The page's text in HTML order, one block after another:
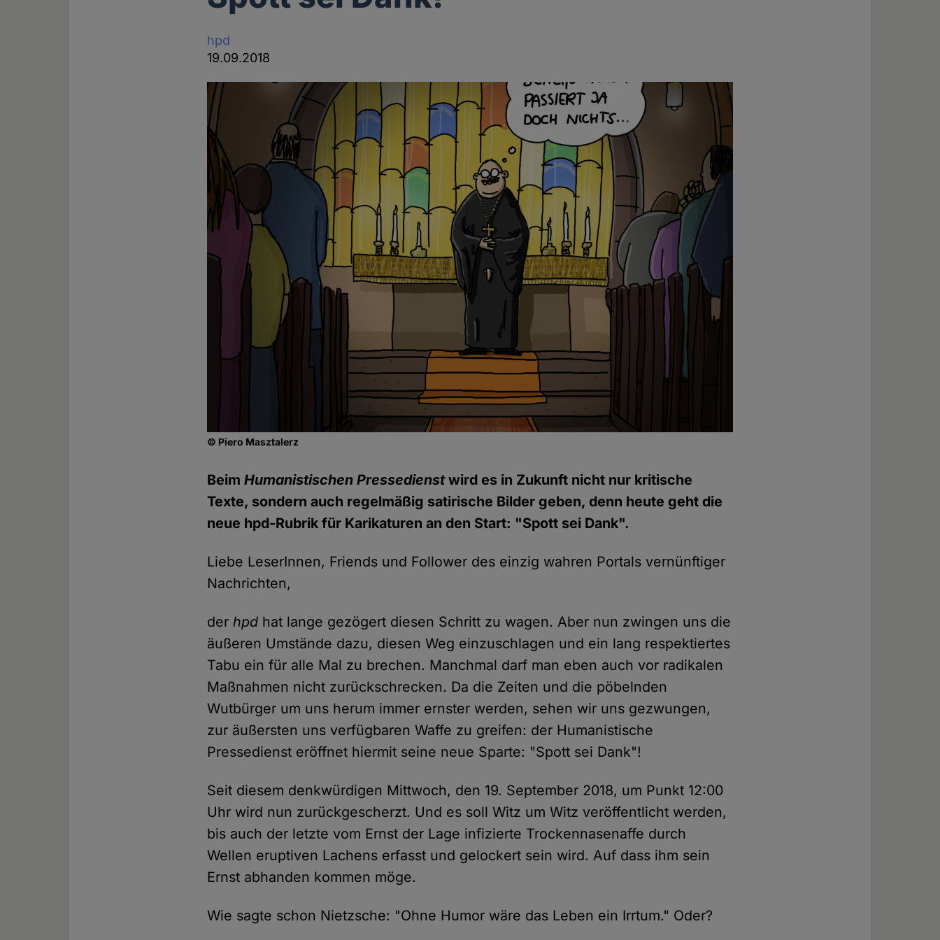
hpd
19.09.2018
© Piero Masztalerz
BeimHumanistischen Pressedienstwird es in Zukunft nicht nur kritische
Texte, sondern auch regelmäßig satirische Bilder geben, denn heute geht die
neue hpd-Rubrik für Karikaturen an den Start: "Spott sei Dank".
Liebe LeserInnen, Friends und Follower des einzig wahren Portals vernünftiger
Nachrichten,
derhpd hat lange gezögert diesen Schritt zu wagen. Aber nun zwingen uns die
äußeren Umstände dazu, diesen Weg einzuschlagen und ein lang respektiertes
Tabu ein für alle Mal zu brechen. Manchmal darf man eben auch vor radikalen
Maßnahmen nicht zurückschrecken. Da die Zeiten und die pöbelnden
Wutbürger um uns herum immer ernster werden, sehen wir uns gezwungen,
zur äußersten uns verfügbaren Waffe zu greifen: der Humanistische
Pressedienst eröffnet hiermit seine neue Sparte: "Spott sei Dank"!
Seit diesem denkwürdigen Mittwoch, den 19. September 2018, um Punkt 12:00
Uhr wird nun zurückgescherzt. Und es soll Witz um Witz veröffentlicht werden,
bis auch der letzte vom Ernst der Lage infizierte Trockennasenaffe durch
Wellen eruptiven Lachens erfasst und gelockert sein wird. Auf dass ihm sein
Ernst abhanden kommen möge.
Wie sagte schon Nietzsche: "Ohne Humor wäre das Leben ein Irrtum." Oder?